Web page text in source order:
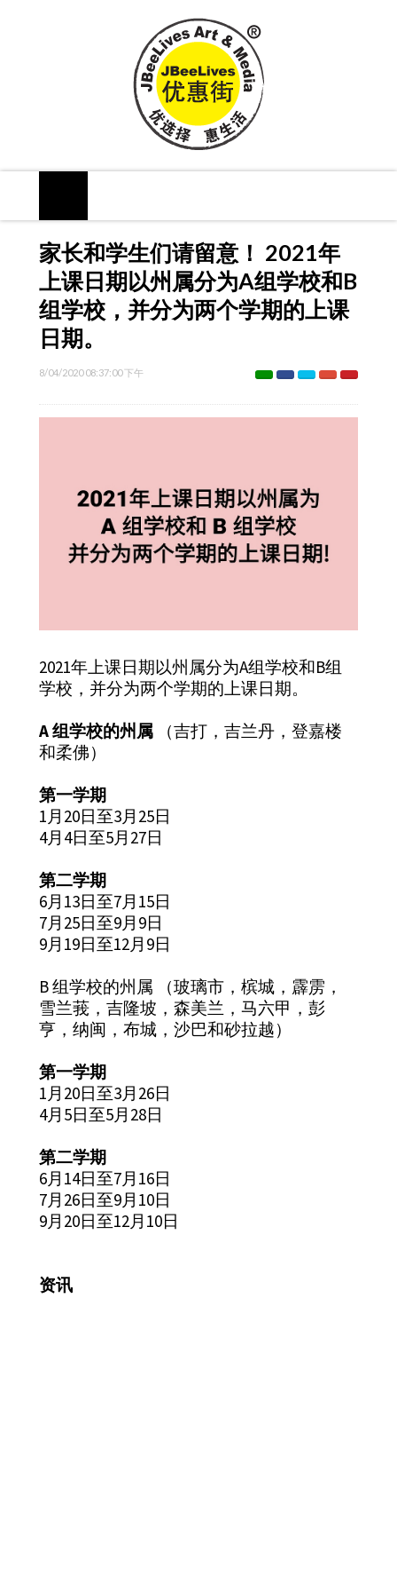
家长和学生们请留意！ 2021年
上课日期以州属分为A组学校和B
组学校，并分为两个学期的上课
日期。
8/04/2020 08:37:00 下午
2021年上课日期以州属分为A组学校和B组
学校，并分为两个学期的上课日期。
A 组学校的州属 （吉打，吉兰丹，登嘉楼
和柔佛）
第一学期
1月20日至3月25日
4月4日至5月27日
第二学期
6月13日至7月15日
7月25日至9月9日
9月19日至12月9日
B 组学校的州属 （玻璃市，槟城，霹雳，
雪兰莪，吉隆坡，森美兰，马六甲，彭
亨，纳闽，布城，沙巴和砂拉越）
第一学期
1月20日至3月26日
4月5日至5月28日
第二学期
6月14日至7月16日
7月26日至9月10日
9月20日至12月10日
资讯